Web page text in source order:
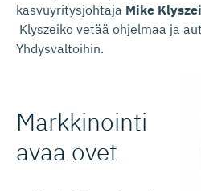
kasvuyritysjohtaja Mike
Klyszeiko vetää ohjelmaa ja
Yhdysvaltoihin.
Markkinointi
avaa ovet